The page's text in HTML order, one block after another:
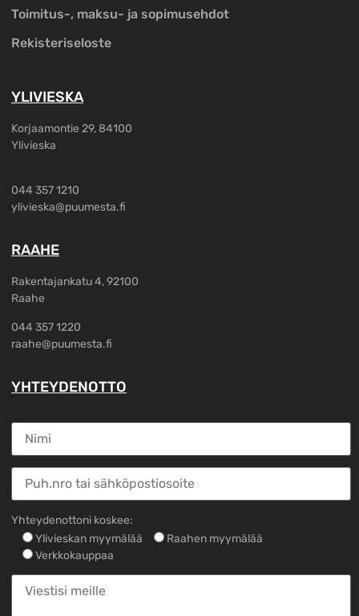
Toimitus-, maksu- ja sopimusehdot
Rekisteriseloste
YLIVIESKA
Korjaamontie 29, 84100
Ylivieska
044 357 1210
ylivieska@puumesta.fi
RAAHE
Rakentajankatu 4, 92100
Raahe
044 357 1220
raahe@puumesta.fi
YHTEYDENOTTO
Yhteydenottoni koskee:
Ylivieskan myymälää
Raahen myymälää
Verkkokauppaa